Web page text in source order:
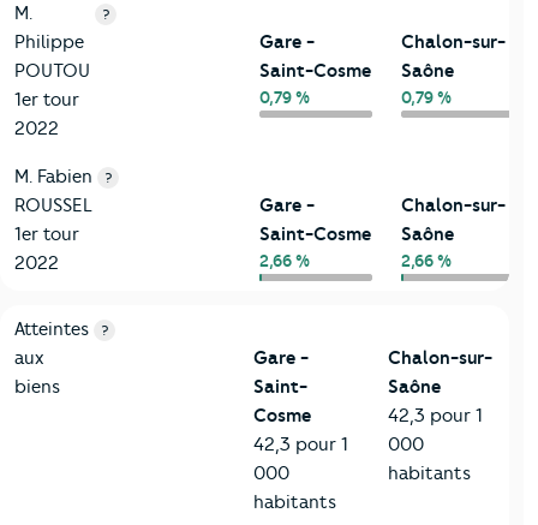
M.
Philippe
POUTOU
1er tour
2022
?
Gare -
Saint-Cosme
0,79 %
Chalon-sur-
Saône
0,79 %
M. Fabien
ROUSSEL
1er tour
2022
?
Gare -
Saint-Cosme
2,66 %
Chalon-sur-
Saône
2,66 %
7-Sécurité
Critères
Atteintes
aux
biens
?
Gare -
Saint-
Cosme
42,3 pour 1
000
habitants
Chalon-sur-
Saône
42,3 pour 1
000
habitants